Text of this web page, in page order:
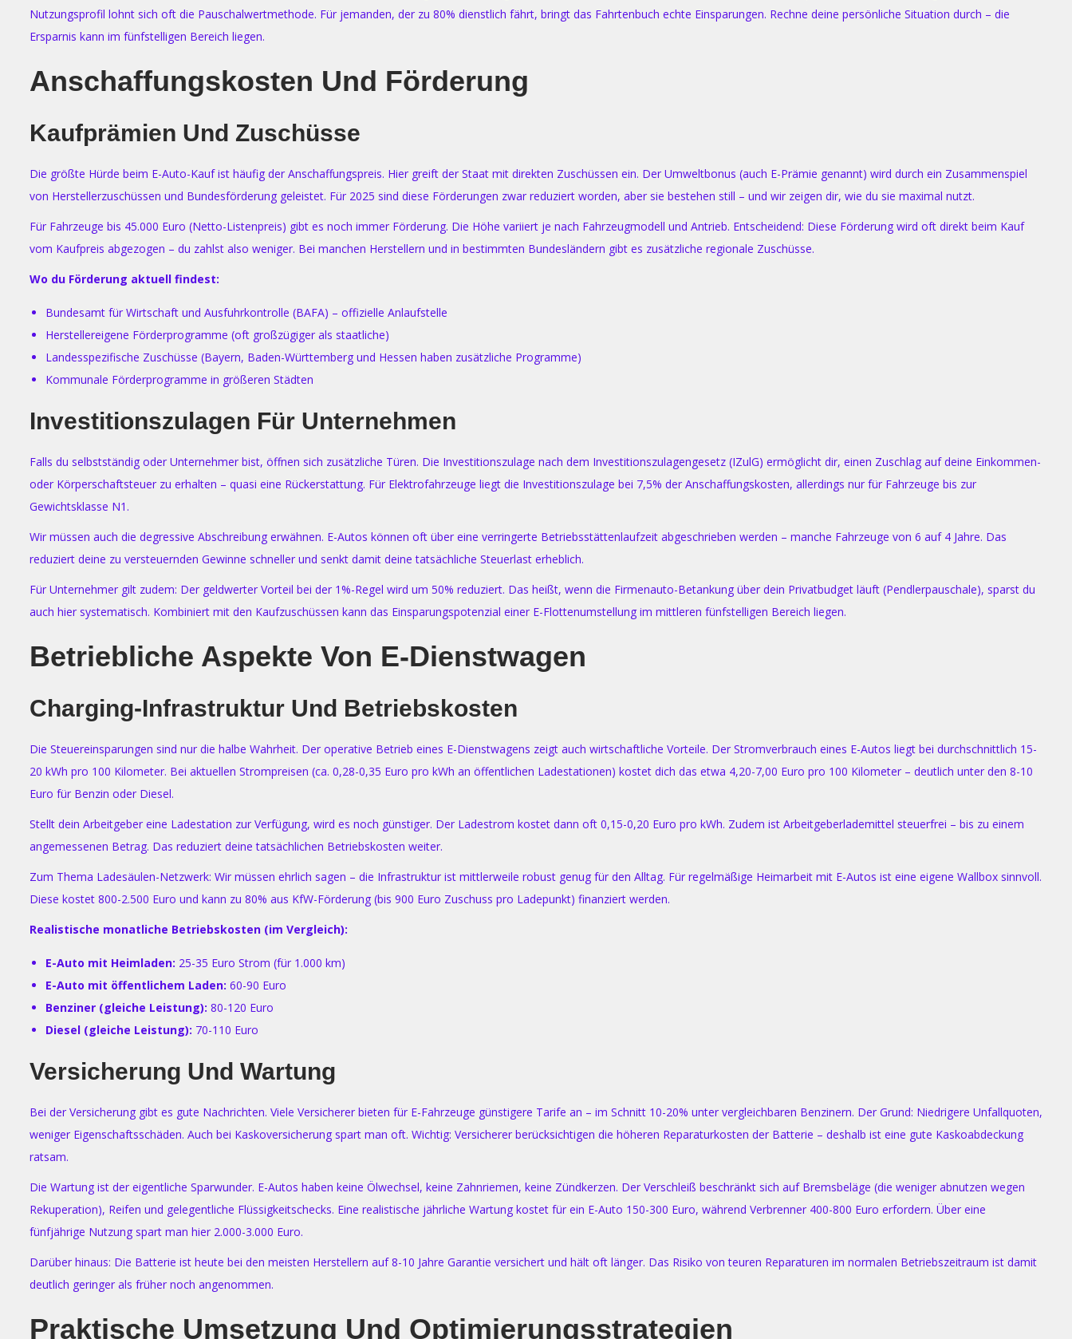
Nutzungsprofil lohnt sich oft die Pauschalwertmethode. Für jemanden, der zu 80% dienstlich fährt, bringt das Fahrtenbuch echte Einsparungen. Rechne deine persönliche Situation durch – die
Ersparnis kann im fünfstelligen Bereich liegen.
Anschaffungskosten Und Förderung
Kaufprämien Und Zuschüsse
Die größte Hürde beim E-Auto-Kauf ist häufig der Anschaffungspreis. Hier greift der Staat mit direkten Zuschüssen ein. Der Umweltbonus (auch E-Prämie genannt) wird durch ein Zusammenspiel
von Herstellerzuschüssen und Bundesförderung geleistet. Für 2025 sind diese Förderungen zwar reduziert worden, aber sie bestehen still – und wir zeigen dir, wie du sie maximal nutzt.
Für Fahrzeuge bis 45.000 Euro (Netto-Listenpreis) gibt es noch immer Förderung. Die Höhe variiert je nach Fahrzeugmodell und Antrieb. Entscheidend: Diese Förderung wird oft direkt beim Kauf
vom Kaufpreis abgezogen – du zahlst also weniger. Bei manchen Herstellern und in bestimmten Bundesländern gibt es zusätzliche regionale Zuschüsse.
Wo du Förderung aktuell findest:
Bundesamt für Wirtschaft und Ausfuhrkontrolle (BAFA) – offizielle Anlaufstelle
Herstellereigene Förderprogramme (oft großzügiger als staatliche)
Landesspezifische Zuschüsse (Bayern, Baden-Württemberg und Hessen haben zusätzliche Programme)
Kommunale Förderprogramme in größeren Städten
Investitionszulagen Für Unternehmen
Falls du selbstständig oder Unternehmer bist, öffnen sich zusätzliche Türen. Die Investitionszulage nach dem Investitionszulagengesetz (IZulG) ermöglicht dir, einen Zuschlag auf deine Einkommen-
oder Körperschaftsteuer zu erhalten – quasi eine Rückerstattung. Für Elektrofahrzeuge liegt die Investitionszulage bei 7,5% der Anschaffungskosten, allerdings nur für Fahrzeuge bis zur
Gewichtsklasse N1.
Wir müssen auch die degressive Abschreibung erwähnen. E-Autos können oft über eine verringerte Betriebsstättenlaufzeit abgeschrieben werden – manche Fahrzeuge von 6 auf 4 Jahre. Das
reduziert deine zu versteuernden Gewinne schneller und senkt damit deine tatsächliche Steuerlast erheblich.
Für Unternehmer gilt zudem: Der geldwerter Vorteil bei der 1%-Regel wird um 50% reduziert. Das heißt, wenn die Firmenauto-Betankung über dein Privatbudget läuft (Pendlerpauschale), sparst du
auch hier systematisch. Kombiniert mit den Kaufzuschüssen kann das Einsparungspotenzial einer E-Flottenumstellung im mittleren fünfstelligen Bereich liegen.
Betriebliche Aspekte Von E-Dienstwagen
Charging-Infrastruktur Und Betriebskosten
Die Steuereinsparungen sind nur die halbe Wahrheit. Der operative Betrieb eines E-Dienstwagens zeigt auch wirtschaftliche Vorteile. Der Stromverbrauch eines E-Autos liegt bei durchschnittlich 15-
20 kWh pro 100 Kilometer. Bei aktuellen Strompreisen (ca. 0,28-0,35 Euro pro kWh an öffentlichen Ladestationen) kostet dich das etwa 4,20-7,00 Euro pro 100 Kilometer – deutlich unter den 8-10
Euro für Benzin oder Diesel.
Stellt dein Arbeitgeber eine Ladestation zur Verfügung, wird es noch günstiger. Der Ladestrom kostet dann oft 0,15-0,20 Euro pro kWh. Zudem ist Arbeitgeberlademittel steuerfrei – bis zu einem
angemessenen Betrag. Das reduziert deine tatsächlichen Betriebskosten weiter.
Zum Thema Ladesäulen-Netzwerk: Wir müssen ehrlich sagen – die Infrastruktur ist mittlerweile robust genug für den Alltag. Für regelmäßige Heimarbeit mit E-Autos ist eine eigene Wallbox sinnvoll.
Diese kostet 800-2.500 Euro und kann zu 80% aus KfW-Förderung (bis 900 Euro Zuschuss pro Ladepunkt) finanziert werden.
Realistische monatliche Betriebskosten (im Vergleich):
E-Auto mit Heimladen: 25-35 Euro Strom (für 1.000 km)
E-Auto mit öffentlichem Laden: 60-90 Euro
Benziner (gleiche Leistung): 80-120 Euro
Diesel (gleiche Leistung): 70-110 Euro
Versicherung Und Wartung
Bei der Versicherung gibt es gute Nachrichten. Viele Versicherer bieten für E-Fahrzeuge günstigere Tarife an – im Schnitt 10-20% unter vergleichbaren Benzinern. Der Grund: Niedrigere Unfallquoten,
weniger Eigenschaftsschäden. Auch bei Kaskoversicherung spart man oft. Wichtig: Versicherer berücksichtigen die höheren Reparaturkosten der Batterie – deshalb ist eine gute Kaskoabdeckung
ratsam.
Die Wartung ist der eigentliche Sparwunder. E-Autos haben keine Ölwechsel, keine Zahnriemen, keine Zündkerzen. Der Verschleiß beschränkt sich auf Bremsbeläge (die weniger abnutzen wegen
Rekuperation), Reifen und gelegentliche Flüssigkeitschecks. Eine realistische jährliche Wartung kostet für ein E-Auto 150-300 Euro, während Verbrenner 400-800 Euro erfordern. Über eine
fünfjährige Nutzung spart man hier 2.000-3.000 Euro.
Darüber hinaus: Die Batterie ist heute bei den meisten Herstellern auf 8-10 Jahre Garantie versichert und hält oft länger. Das Risiko von teuren Reparaturen im normalen Betriebszeitraum ist damit
deutlich geringer als früher noch angenommen.
Praktische Umsetzung Und Optimierungsstrategien